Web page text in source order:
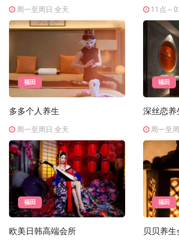
周一至周日 全天 11点～
福田
多多个人养生
周一至周日 全天
福田
深丝恋养
周一至
福田
欧美日韩高端会所
福田
贝贝养生